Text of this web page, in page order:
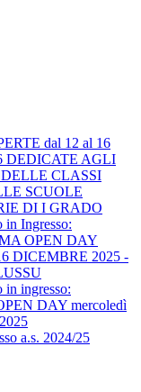
dal 12 al 16
DEDICATE AGLI
CLASSI
SCUOLE
DI I GRADO
in Ingresso:
OPEN DAY
DICEMBRE 2025 -
in ingresso:
DAY mercoledì
a.s. 2024/25